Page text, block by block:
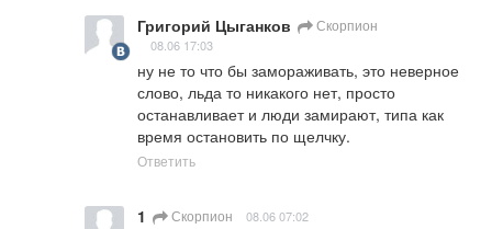
Григорий Цыганков Скорпион
08.06 17:03
ну не то что бы замораживать, это неверное
слово, льда то никакого нет, просто
останавливает и люди замирают, типа как
время остановить по щелчку.
Ответить
1 Скорпион 08.06 07:02